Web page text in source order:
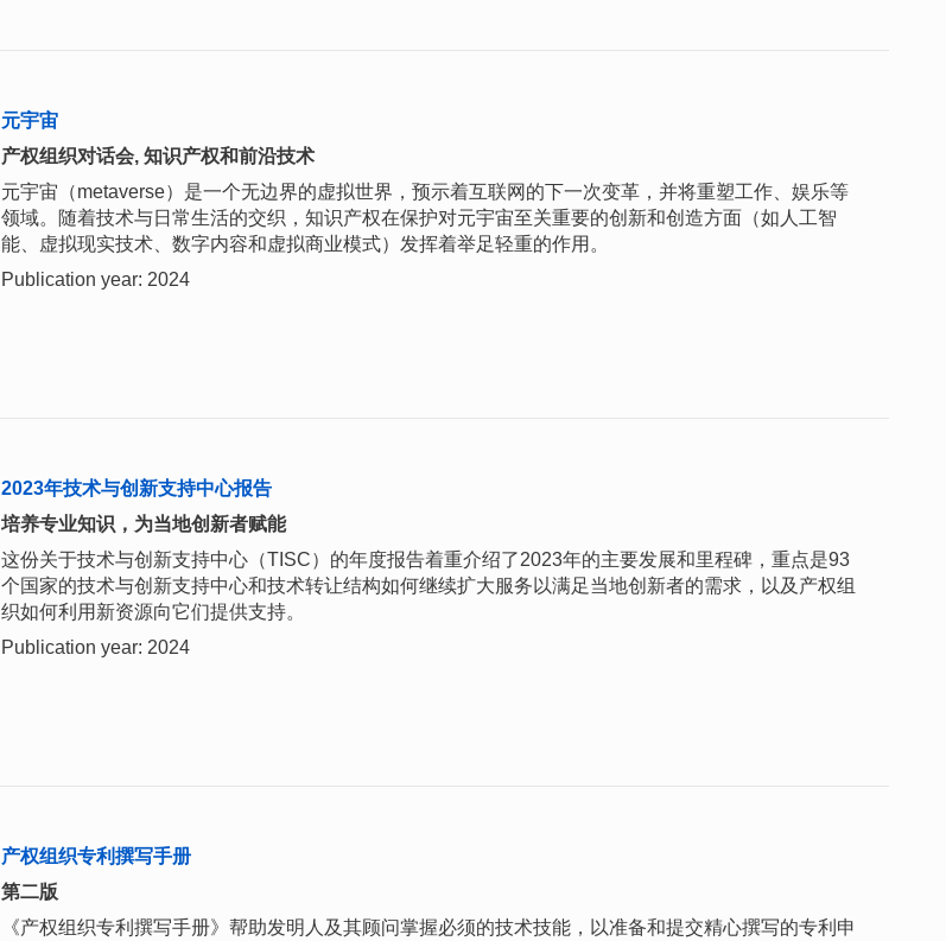
元宇宙
产权组织对话会, 知识产权和前沿技术
元宇宙（metaverse）是一个无边界的虚拟世界，预示着互联网的下一次变革，并将重塑工作、娱乐等
领域。随着技术与日常生活的交织，知识产权在保护对元宇宙至关重要的创新和创造方面（如人工智
能、虚拟现实技术、数字内容和虚拟商业模式）发挥着举足轻重的作用。
Publication year: 2024
2023年技术与创新支持中心报告
培养专业知识，为当地创新者赋能
这份关于技术与创新支持中心（TISC）的年度报告着重介绍了2023年的主要发展和里程碑，重点是93
个国家的技术与创新支持中心和技术转让结构如何继续扩大服务以满足当地创新者的需求，以及产权组
织如何利用新资源向它们提供支持。
Publication year: 2024
产权组织专利撰写手册
第二版
《产权组织专利撰写手册》帮助发明人及其顾问掌握必须的技术技能，以准备和提交精心撰写的专利申